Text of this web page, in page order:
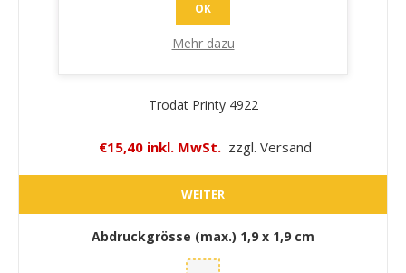
Trodat Printy 4922
€15,40 inkl. MwSt. zzgl. Versand
WEITER
Abdruckgrösse (max.) 1,9 x 1,9 cm
OK
Mehr dazu